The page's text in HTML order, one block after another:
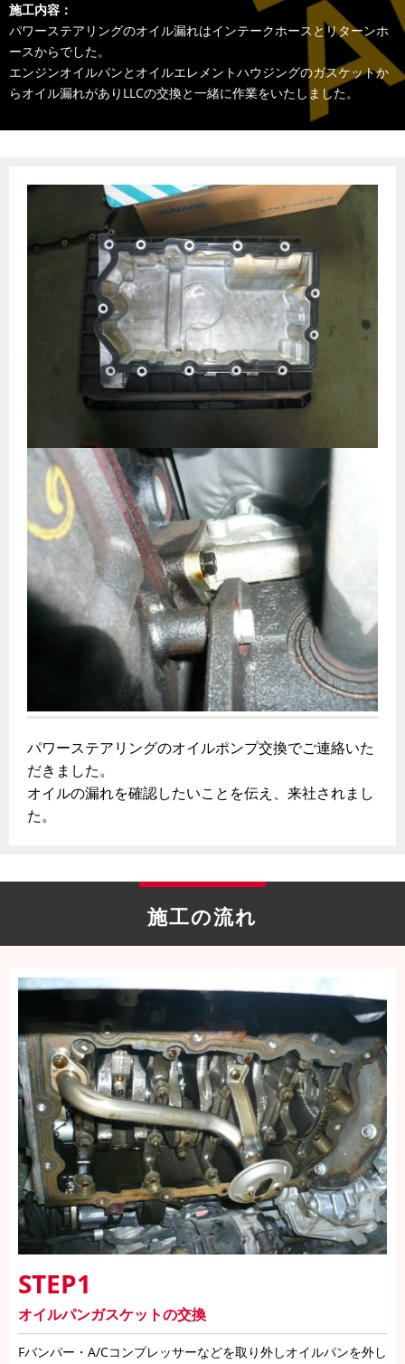
施工内容：
パワーステアリングのオイル漏れはインテークホースとリターンホ
ースからでした。
エンジンオイルパンとオイルエレメントハウジングのガスケットか
らオイル漏れがありLLCの交換と一緒に作業をいたしました。
パワーステアリングのオイルポンプ交換でご連絡いた
だきました。
オイルの漏れを確認したいことを伝え、来社されまし
た。
施工の流れ
STEP1
オイルパンガスケットの交換
Fバンパー・A/Cコンプレッサーなどを取り外しオイルパンを外し